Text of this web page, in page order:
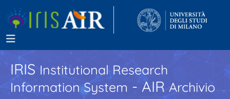
IRISInstitutional Research
Information System - AIR Archivio